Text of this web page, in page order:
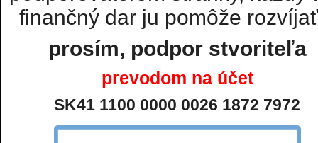
finančný dar ju pomôže
prosím, podpor stvoriteľa
prevodom na účet
SK41 1100 0000 0026 1872 7972